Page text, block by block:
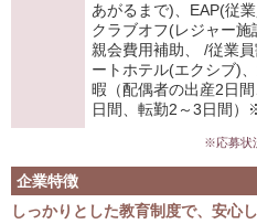
あがるまで)、EAP(従
クラブオフ(レジャー
親会費用補助、 /従業
ートホテル(エクシブ)
暇（配偶者の出産2日
日間、転勤2～3日間
※応募状
企業特徴
しっかりとした教育制度で、安心